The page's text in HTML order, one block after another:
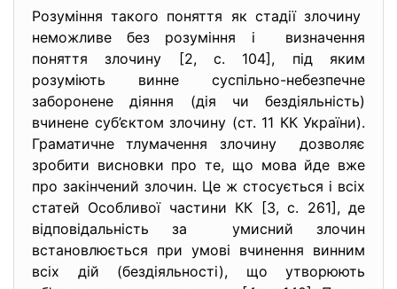
Розуміння такого поняття як стадії злочину
неможливе без розуміння і визначення
поняття злочину [2, с. 104], під яким
розуміють винне суспільно-небезпечне
заборонене діяння (дія чи бездіяльність)
вчинене суб’єктом злочину (ст. 11 КК України).
Граматичне тлумачення злочину дозволяє
зробити висновки про те, що мова йде вже
про закінчений злочин. Це ж стосується і всіх
статей Особливої частини КК [3, с. 261], де
відповідальність за умисний злочин
встановлюється при умові вчинення винним
всіх дій (бездіяльності), що утворюють